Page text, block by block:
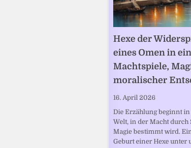
Hexe der
eines Omen in
Machtspiele,
moralischer
16. April 2026
Die Erzählung beginnt
Welt, in der Macht durch
Magie bestimmt wird.
Geburt einer Hexe unter